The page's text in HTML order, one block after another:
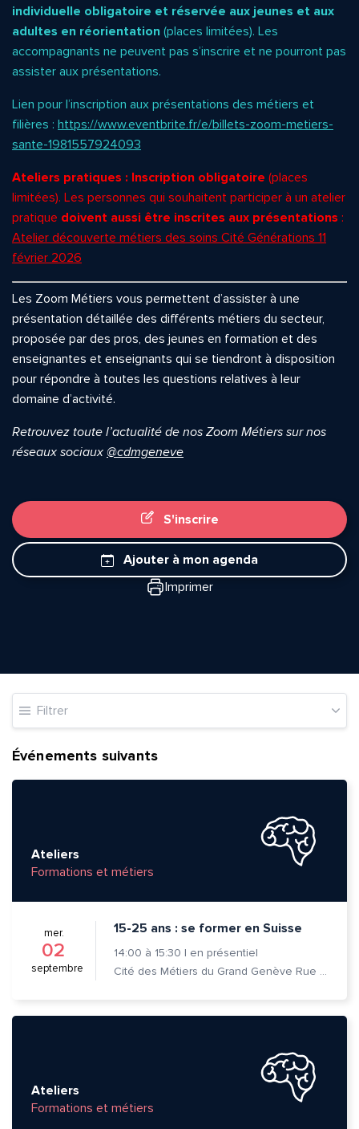
individuelle obligatoire et réservée aux jeunes et aux
adultes en réorientation (places limitées). Les
accompagnants ne peuvent pas s’inscrire et ne pourront pas
assister aux présentations.
Lien pour l’inscription aux présentations des métiers et
filières : https://www.eventbrite.fr/e/billets-zoom-metiers-
sante-1981557924093
Ateliers pratiques : Inscription obligatoire (places
limitées). Les personnes qui souhaitent participer à un atelier
pratique doivent aussi être inscrites aux présentations :
Atelier découverte métiers des soins Cité Générations 11
février 2026
Les Zoom Métiers vous permettent d’assister à une
présentation détaillée des différents métiers du secteur,
proposée par des pros, des jeunes en formation et des
enseignantes et enseignants qui se tiendront à disposition
pour répondre à toutes les questions relatives à leur
domaine d’activité.
Retrouvez toute l’actualité de nos Zoom Métiers sur nos
réseaux sociaux @cdmgeneve
S'inscrire
Ajouter à mon agenda
Imprimer
Filtrer
Événements suivants
Ateliers
Formations et métiers
mer.
02
septembre
15-25 ans : se former en Suisse
14:00 à 15:30 | en présentiel
Cité des Métiers du Grand Genève Rue Prévost-Martin 6 1205 Genève
Ateliers
Formations et métiers